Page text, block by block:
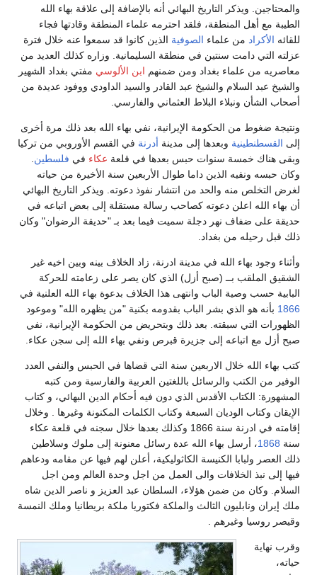
والمحتاجين. ويذكر التاريخ البهائي أنه بالإضافة إلى علاقة بهاء الله
الطيبة مع أهل المنطقة، فلقد احترمه علماء المنطقة وقادتها فجاء
للقائه الأكراد من علماء الصوفية الذين كانوا قد سمعوا عنه خلال فترة
عزلته التي دامت سنتين في منطقة السليمانية. وزاره كذلك العديد من
معاصريه من علماء بغداد ومن ضمنهم ابن الألوسي مفتي بغداد الشهير
والشيخ عبد السلام والشيخ عبد القادر والسيد الداودي ووفود عديدة من
أصحاب الشأن ونبلاء البلاط العثماني والفارسي.
ونتيجة ضغوط من الحكومة الإيرانية، نفي بهاء الله بعد ذلك مرة أخرى
إلى القسطنطينية وبعدها إلى مدينة أدرنة في القسم الأوروبي من تركيا
وبقى هناك خمسة سنوات حبس بعدها في قلعة عكاء في فلسطين.
وكان حبسه ونفيه الذين داما طوال الأربعين سنة الأخيرة من حياته
لغرض التخلص منه والحد من انتشار نفوذ دعوته. ويذكر التاريخ البهائي
أن بهاء الله اعلن دعوته كصاحب رسالة مستقلة إلى بعض اتباعه في
حديقة على ضفاف نهر دجلة سميت فيما بعد بـ "حديقة الرضوان" وكان
ذلك قبل رحيله من بغداد.
وأثناء وجود بهاء الله في مدينة ادرنة، زاد الخلاف بينه وبين اخيه غير
الشقيق الملقب بــ (صبح أزل) الذي كان يصر على زعامته للحركة
البابية حسب وصية الباب وانتهى هذا الخلاف بدعوة بهاء الله العلنية في
1866 بأنه هو الذي بشر الباب بقدومه بكنية "من يظهره الله" وموعود
الظهورات التي سبقته. بعد ذلك وبتحريض من الحكومة الإيرانية، نفي
صبح أزل مع اتباعه إلى جزيرة قبرص ونفي بهاء الله إلى سجن عكاء.
كتب بهاء الله خلال الاربعين سنة التي قضاها في الحبس والنفي العدد
الوفير من الكتب والرسائل باللغتين العربية والفارسية ومن كتبه
المشهورة: الكتاب الأقدس الذي دون فيه أحكام الدين البهائي، و كتاب
الإيقان وكتاب الوديان السبعة وكتاب الكلمات المكنونة وغيرها . وخلال
إقامته في ادرنة سنة 1866 وكذلك بعدها خلال سجنه في قلعة عكاء
سنة 1868، أرسل بهاء الله عدة رسائل معنونة إلى ملوك وسلاطين
ذلك العصر ولبابا الكنيسة الكاثوليكية، أعلن لهم فيها عن مقامه ودعاهم
فيها إلى نبذ الخلافات والى العمل من اجل وحدة العالم ومن اجل
السلام. وكان من ضمن هؤلاء، السلطان عبد العزيز و ناصر الدين شاه
ملك إيران ونابليون الثالث والملكة فكتوريا ملكة بريطانيا وملك النمسة
وقيصر روسيا وغيرهم .
وقرب نهاية
حياته،